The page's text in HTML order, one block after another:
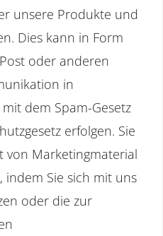
unsere Produkte und
Dies kann in Form
oder anderen
in
dem Spam-Gesetz
erfolgen. Sie
von Marketingmaterial
indem Sie sich mit uns
oder die zur